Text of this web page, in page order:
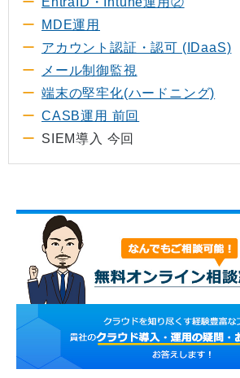
MDE運用
アカウント認証・認可 (IDaaS)
メール制御監視
端末の堅牢化(ハードニング)
CASB運用 前回
SIEM導入 今回